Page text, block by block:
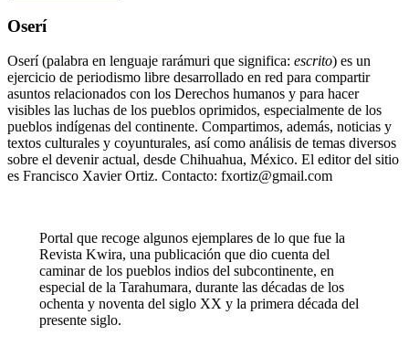
Oserí
Oserí (palabra en lenguaje rarámuri que significa: escrito) es un
ejercicio de periodismo libre desarrollado en red para compartir
asuntos relacionados con los Derechos humanos y para hacer
visibles las luchas de los pueblos oprimidos, especialmente de los
pueblos indígenas del continente. Compartimos, además, noticias y
textos culturales y coyunturales, así como análisis de temas diversos
sobre el devenir actual, desde Chihuahua, México. El editor del sitio
es Francisco Xavier Ortiz. Contacto: fxortiz@gmail.com
Portal que recoge algunos ejemplares de lo que fue la
Revista Kwira, una publicación que dio cuenta del
caminar de los pueblos indios del subcontinente, en
especial de la Tarahumara, durante las décadas de los
ochenta y noventa del siglo XX y la primera década del
presente siglo.